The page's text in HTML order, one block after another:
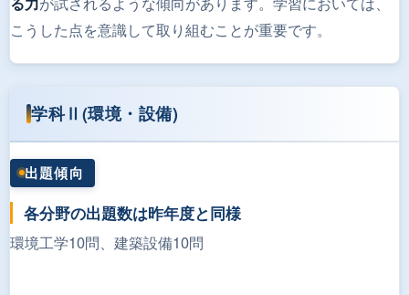
こうした点を意識して取り組むことが重要です。
学科Ⅱ(環境・設備)
出題傾向
各分野の出題数は昨年度と同様
環境工学10問、建築設備10問